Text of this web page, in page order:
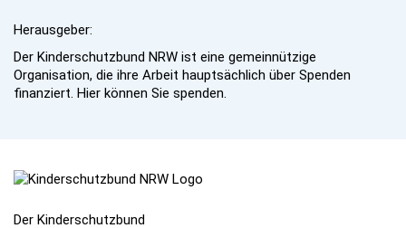
Herausgeber:
Der Kinderschutzbund NRW ist eine gemeinnützige
Organisation, die ihre Arbeit hauptsächlich über Spenden
finanziert. Hier können Sie spenden.
Der Kinderschutzbund